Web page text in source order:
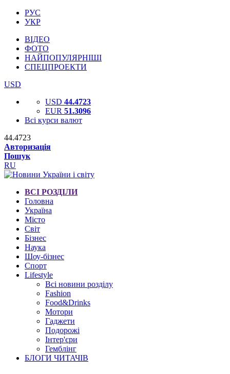
РУС
УКР
ВІДЕО
ФОТО
НАЙПОПУЛЯРНІШІ
СПЕЦПРОЕКТИ
USD
USD 44.4723
EUR 51.3096
Всі курси валют
44.4723
Авторизація
Пошук
RU
ВСІ РОЗДІЛИ
Головна
Україна
Місто
Світ
Бізнес
Наука
Шоу-бізнес
Спорт
Lifestyle
Всі новини розділу
Fashion
Food&Drinks
Мотори
Гаджети
Подорожі
Інтер'єри
Гемблінг
БЛОГИ ЧИТАЧІВ